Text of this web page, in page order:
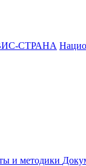
СТРАНА
и методики